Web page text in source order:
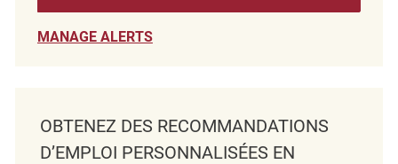
MANAGE ALERTS
OBTENEZ DES RECOMMANDATIONS
D’EMPLOI PERSONNALISÉES EN